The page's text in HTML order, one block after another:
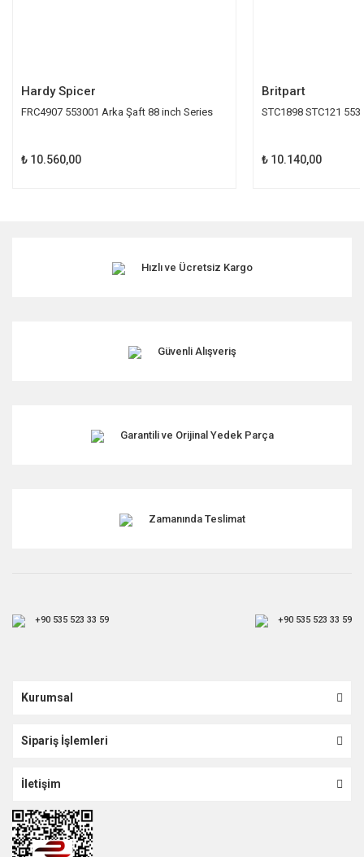
Hardy Spicer
FRC4907 553001 Arka Şaft 88 inch Series
₺ 10.560,00
Britpart
STC1898 STC121
₺ 10.140,00
Hızlı ve Ücretsiz Kargo
Güvenli Alışveriş
Garantili ve Orijinal Yedek Parça
Zamanında Teslimat
+90 535 523 33 59 +90 535 523 33 59
Kurumsal
Sipariş İşlemleri
İletişim